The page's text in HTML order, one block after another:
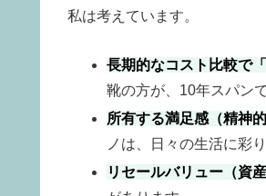
私は考えています。
長期的なコスト比較で
靴の方が、10年スパン
所有する満足感（精神的
ノは、日々の生活に彩
リセールバリュー（資産